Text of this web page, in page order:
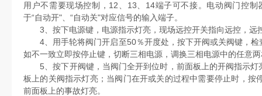
用户不需要现场控制，12、13、14端子可不接。电动阀门控
于“自动开"、“自动关"对应信号的输入端子。
3、按下电源键，电源指示灯亮，现场远控开关指向远控，远
4、用手轮将阀门开启至50％开度处，按下开阀或关阀键，检
如不一致立即按停止键，切断三相电源，调换三相电源中的任意
5、按下开阀键，当阀门全开到位时，前面板上的开阀指示灯
板上的关阀指示灯亮；当阀门在开或关的过程中需要停止时，按
前面板上的事故灯亮。